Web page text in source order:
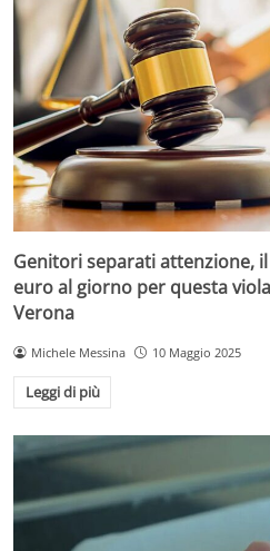
Genitori separati attenzione,
euro al giorno per questa
Verona
Michele Messina 10 Maggio 2025
Leggi di più